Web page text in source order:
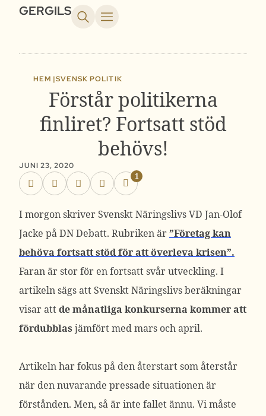
GERGILS
HEM |SVENSK POLITIK
Förstår politikerna
finliret? Fortsatt stöd
behövs!
JUNI 23, 2020
1
I morgon skriver Svenskt Näringslivs VD Jan-Olof
Jacke på DN Debatt. Rubriken är”Företag kan
behöva fortsatt stöd för att överleva krisen”.
Faran är stor för en fortsatt svår utveckling. I
artikeln sägs att Svenskt Näringslivs beräkningar
visar attde månatliga konkurserna kommer att
fördubblas jämfört med mars och april.
Artikeln har fokus på den återstart som återstår
när den nuvarande pressade situationen är
förstånden. Men, så är inte fallet ännu. Vi måste